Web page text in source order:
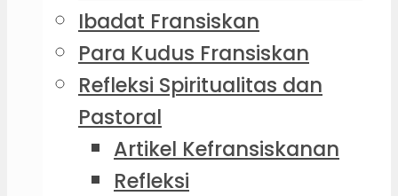
Ibadat Fransiskan
Para Kudus Fransiskan
Refleksi Spiritualitas dan
Pastoral
Artikel Kefransiskanan
Refleksi